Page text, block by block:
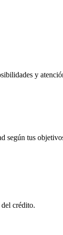
y
según tus
crédito.